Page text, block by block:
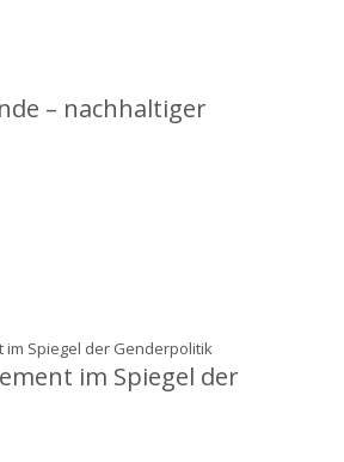
– nachhaltiger
im Spiegel der